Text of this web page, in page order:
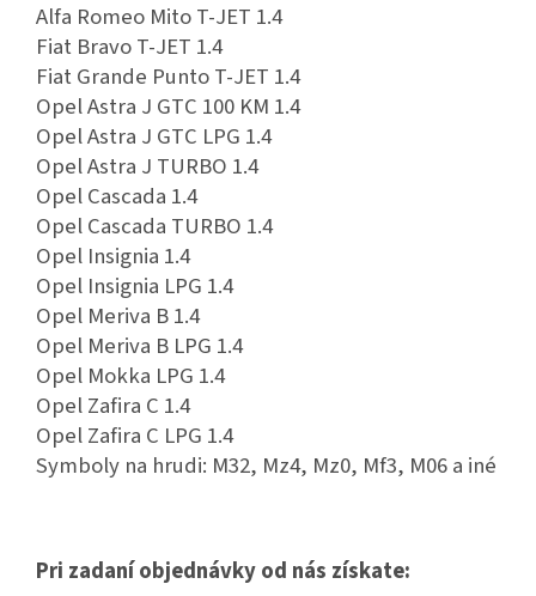
Alfa Romeo Mito T-JET 1.4
Fiat Bravo T-JET 1.4
Fiat Grande Punto T-JET 1.4
Opel Astra J GTC 100 KM 1.4
Opel Astra J GTC LPG 1.4
Opel Astra J TURBO 1.4
Opel Cascada 1.4
Opel Cascada TURBO 1.4
Opel Insignia 1.4
Opel Insignia LPG 1.4
Opel Meriva B 1.4
Opel Meriva B LPG 1.4
Opel Mokka LPG 1.4
Opel Zafira C 1.4
Opel Zafira C LPG 1.4
Symboly na hrudi: M32, Mz4, Mz0, Mf3, M06 a iné
Pri zadaní objednávky od nás získate: